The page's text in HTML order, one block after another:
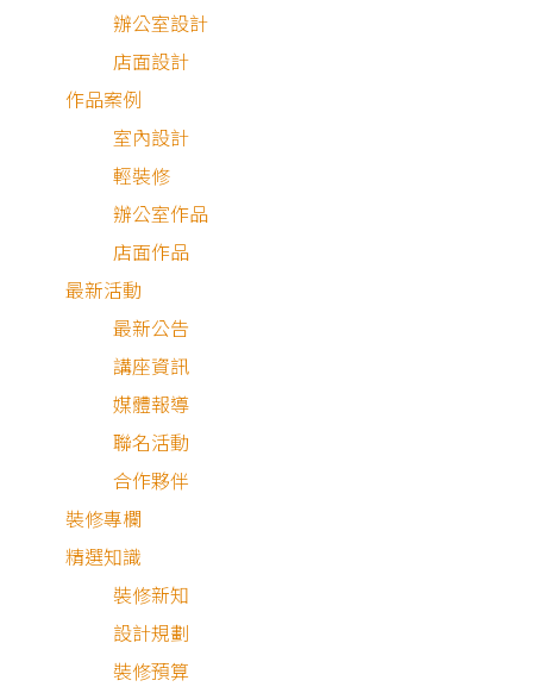
辦公室設計
店面設計
作品案例
室內設計
輕裝修
辦公室作品
店面作品
最新活動
最新公告
講座資訊
媒體報導
聯名活動
合作夥伴
裝修專欄
精選知識
裝修新知
設計規劃
裝修預算
新屋裝修
舊屋翻新
小坪數
系統櫃
機能宅
廚房翻新
衛浴翻新
辦公室設計
店面設計
軟裝佈置
總坪數
10坪以下